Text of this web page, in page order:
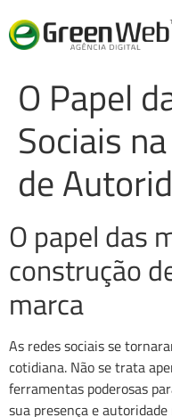
O Papel
Sociais
de
O papel das
construção
marca
As redes sociais se
cotidiana. Não se trata
ferramentas poderosas
sua presença e autoridade